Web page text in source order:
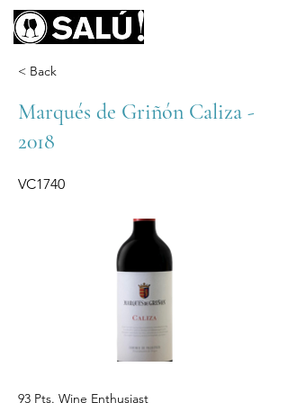
< Back
Marqués de Griñón Caliza -
2018
VC1740
93 Pts. Wine Enthusiast